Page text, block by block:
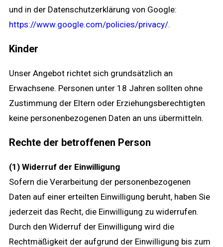
und in der Datenschutzerklärung von Google:
https://www.google.com/policies/privacy/.
Kinder
Unser Angebot richtet sich grundsätzlich an
Erwachsene. Personen unter 18 Jahren sollten ohne
Zustimmung der Eltern oder Erziehungsberechtigten
keine personenbezogenen Daten an uns übermitteln.
Rechte der betroffenen Person
(1) Widerruf der Einwilligung
Sofern die Verarbeitung der personenbezogenen
Daten auf einer erteilten Einwilligung beruht, haben Sie
jederzeit das Recht, die Einwilligung zu widerrufen.
Durch den Widerruf der Einwilligung wird die
Rechtmäßigkeit der aufgrund der Einwilligung bis zum